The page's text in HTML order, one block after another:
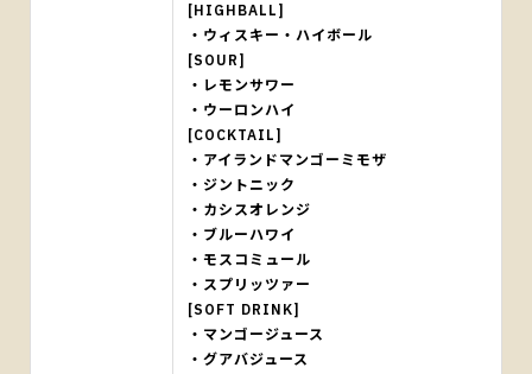
[HIGHBALL]
・ウィスキー・ハイボール
[SOUR]
・レモンサワー
・ウーロンハイ
[COCKTAIL]
・アイランドマンゴーミモザ
・ジントニック
・カシスオレンジ
・ブルーハワイ
・モスコミュール
・スプリッツァー
[SOFT DRINK]
・マンゴージュース
・グアバジュース